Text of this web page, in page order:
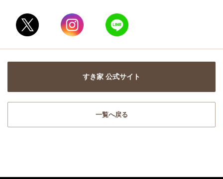
すき家 公式サイト
一覧へ戻る